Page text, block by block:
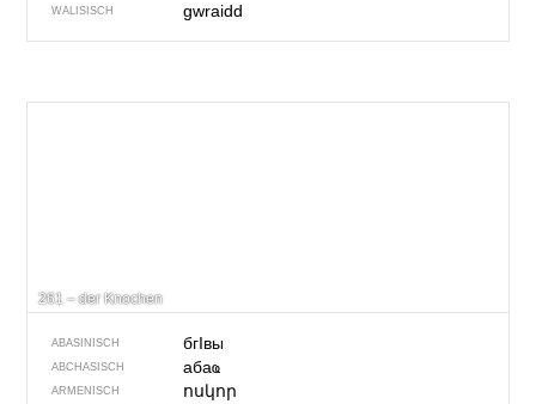
WALISISCH gwraidd
261 – der Knochen
ABASINISCH бгIвы
ABCHASISCH абаҩ
ARMENISCH ոսկոր